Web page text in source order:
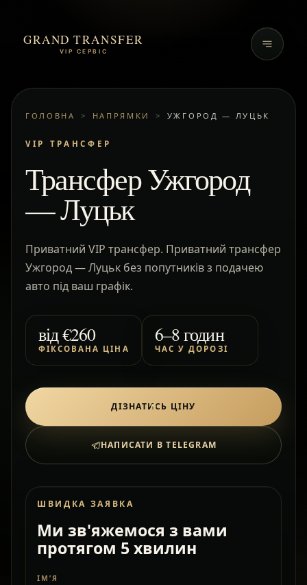
GRAND TRANSFER
VIP СЕРВІС
ГОЛОВНА > НАПРЯМКИ > УЖГОРОД — ЛУЦЬК
VIP ТРАНСФЕР
Трансфер Ужгород
— Луцьк
Приватний VIP трансфер. Приватний трансфер
Ужгород — Луцьк без попутників з подачею
авто під ваш графік.
від€260
ФІКСОВАНА ЦІНА
6–8 годин
ЧАС У ДОРОЗІ
ДІЗНАТИСЬ ЦІНУ
НАПИСАТИ В TELEGRAM
ШВИДКА ЗАЯВКА
Ми зв'яжемося з вами
протягом 5 хвилин
ІМ’Я